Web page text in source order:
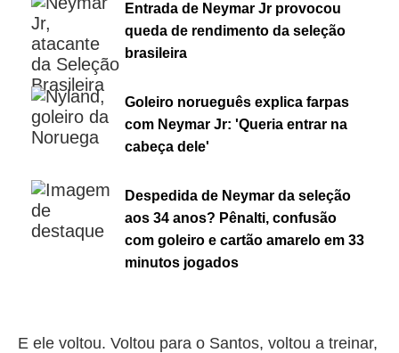
Entrada de Neymar Jr provocou
queda de rendimento da seleção
brasileira
Goleiro norueguês explica farpas
com Neymar Jr: 'Queria entrar na
cabeça dele'
Despedida de Neymar da seleção
aos 34 anos? Pênalti, confusão
com goleiro e cartão amarelo em 33
minutos jogados
E ele voltou. Voltou para o Santos, voltou a treinar,